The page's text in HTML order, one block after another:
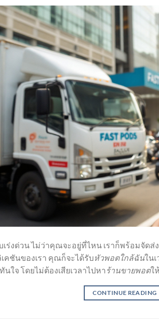
เร่งด่วน ไม่ว่าคุณจะอยู่ที่ไหน เราก็พร้อมจัด
คชันของเรา คุณก็จะได้รับหัวพอตใกล้ฉันใน
นใจ โดยไม่ต้องเสียเวลาไปหาร้านขายพอตใ
CONTINUE READING